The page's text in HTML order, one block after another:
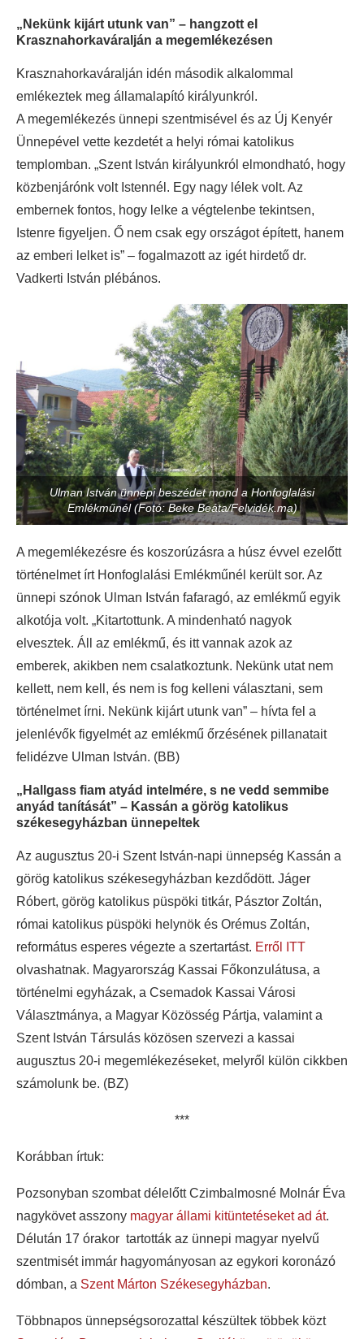
„Nekünk kijárt utunk van” – hangzott el
Krasznahorkaváralján a megemlékezésen
Krasznahorkaváralján idén második alkalommal
emlékeztek meg államalapító királyunkról.
A megemlékezés ünnepi szentmisével és az Új Kenyér
Ünnepével vette kezdetét a helyi római katolikus
templomban. „Szent István királyunkról elmondható, hogy
közbenjárónk volt Istennél. Egy nagy lélek volt. Az
embernek fontos, hogy lelke a végtelenbe tekintsen,
Istenre figyeljen. Ő nem csak egy országot épített, hanem
az emberi lelket is” – fogalmazott az igét hirdető dr.
Vadkerti István plébános.
Ulman István ünnepi beszédet mond a Honfoglalási
Emlékműnél (Fotó: Beke Beáta/Felvidék.ma)
A megemlékezésre és koszorúzásra a húsz évvel ezelőtt
történelmet írt Honfoglalási Emlékműnél került sor. Az
ünnepi szónok Ulman István fafaragó, az emlékmű egyik
alkotója volt. „Kitartottunk. A mindenható nagyok
elvesztek. Áll az emlékmű, és itt vannak azok az
emberek, akikben nem csalatkoztunk. Nekünk utat nem
kellett, nem kell, és nem is fog kelleni választani, sem
történelmet írni. Nekünk kijárt utunk van” – hívta fel a
jelenlévők figyelmét az emlékmű őrzésének pillanatait
felidézve Ulman István. (BB)
„Hallgass fiam atyád intelmére, s ne vedd semmibe
anyád tanítását” – Kassán a görög katolikus
székesegyházban ünnepeltek
Az augusztus 20-i Szent István-napi ünnepség Kassán a
görög katolikus székesegyházban kezdődött. Jáger
Róbert, görög katolikus püspöki titkár, Pásztor Zoltán,
római katolikus püspöki helynök és Orémus Zoltán,
református esperes végezte a szertartást. Erről ITT
olvashatnak. Magyarország Kassai Főkonzulátusa, a
történelmi egyházak, a Csemadok Kassai Városi
Választmánya, a Magyar Közösség Pártja, valamint a
Szent István Társulás közösen szervezi a kassai
augusztus 20-i megemlékezéseket, melyről külön cikkben
számolunk be. (BZ)
***
Korábban írtuk:
Pozsonyban szombat délelőtt Czimbalmosné Molnár Éva
nagykövet asszony magyar állami kitüntetéseket ad át.
Délután 17 órakor tartották az ünnepi magyar nyelvű
szentmisét immár hagyományosan az egykori koronázó
dómban, a Szent Márton Székesegyházban.
Többnapos ünnepségsorozattal készültek többek közt